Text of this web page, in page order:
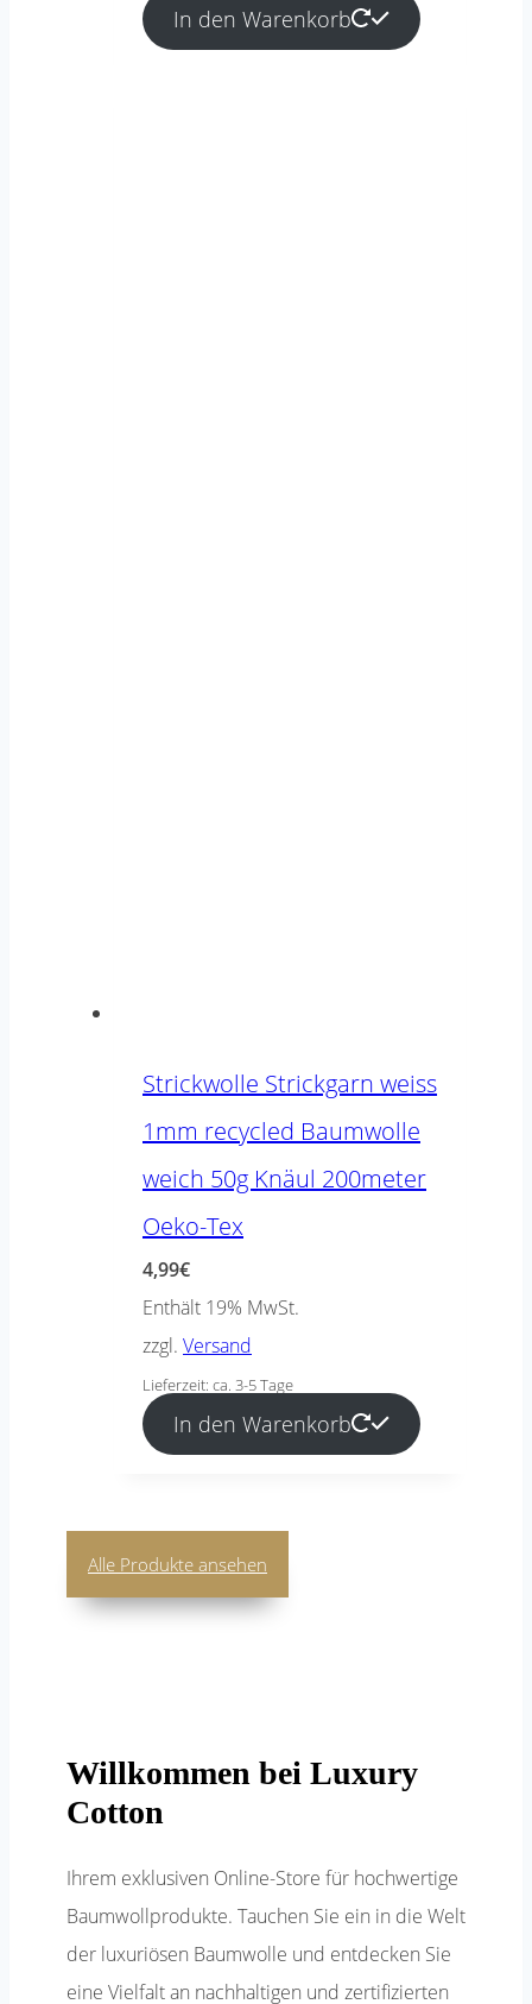
In den Warenkorb
Strickwolle Strickgarn weiss
1mm recycled Baumwolle
weich 50g Knäul 200meter
Oeko-Tex
4,99€
Enthält 19% MwSt.
zzgl. Versand
Lieferzeit: ca. 3-5 Tage
In den Warenkorb
Alle Produkte ansehen
Willkommen bei Luxury
Cotton
Ihrem exklusiven Online-Store für hochwertige
Baumwollprodukte. Tauchen Sie ein in die Welt
der luxuriösen Baumwolle und entdecken Sie
eine Vielfalt an nachhaltigen und zertifizierten